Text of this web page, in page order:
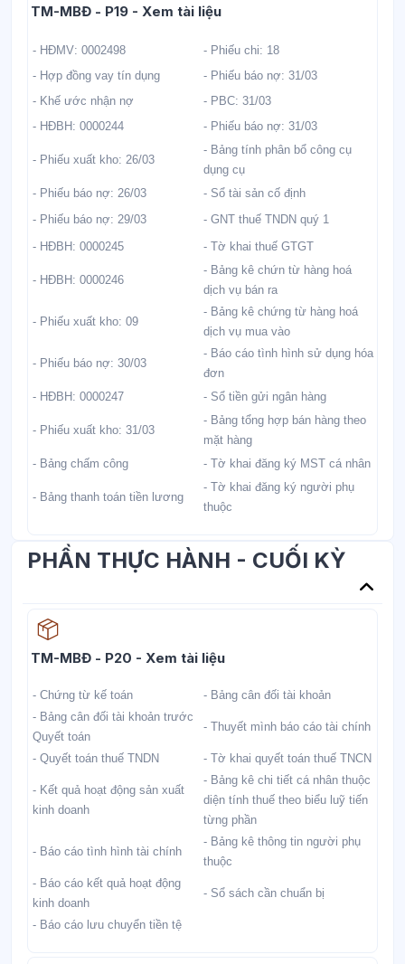
TM-MBĐ - P19 - Xem tài liệuHọc liệu
- HĐMV: 0002498
- Phiếu chi: 18
- Hợp đồng vay tín dụng
- Phiếu báo nợ: 31/03
- Khế ước nhận nợ
- PBC: 31/03
- HĐBH: 0000244
- Phiếu báo nợ: 31/03
- Phiếu xuất kho: 26/03
- Bảng tính phân bổ công cụ
dụng cụ
- Phiếu báo nợ: 26/03
- Sổ tài sản cố định
- Phiếu báo nợ: 29/03
- GNT thuế TNDN quý 1
- HĐBH: 0000245
- Tờ khai thuế GTGT
- HĐBH: 0000246
- Bảng kê chứn từ hàng hoá
dịch vụ bán ra
- Phiếu xuất kho: 09
- Bảng kê chứng từ hàng hoá
dịch vụ mua vào
- Phiếu báo nợ: 30/03
- Báo cáo tình hình sử dụng hóa
đơn
- HĐBH: 0000247
- Sổ tiền gửi ngân hàng
- Phiếu xuất kho: 31/03
- Bảng tổng hợp bán hàng theo
mặt hàng
- Bảng chấm công
- Tờ khai đăng ký MST cá nhân
- Bảng thanh toán tiền lương
- Tờ khai đăng ký người phụ
thuộc
PHẦN THỰC HÀNH - CUỐI KỲ
TM-MBĐ - P20 - Xem tài liệuHọc liệu
- Chứng từ kế toán
- Bảng cân đối tài khoản
- Bảng cân đối tài khoản trước
Quyết toán
- Thuyết mình báo cáo tài chính
- Quyết toán thuế TNDN - Tờ khai quyết toán thuế TNCN
- Kết quả hoạt động sản xuất
kinh doanh
- Bảng kê chi tiết cá nhân thuộc
diện tính thuế theo biểu luỹ tiến
từng phần
- Báo cáo tình hình tài chính
- Bảng kê thông tin người phụ
thuộc
- Báo cáo kết quả hoạt động
kinh doanh
- Sổ sách cần chuẩn bị
- Báo cáo lưu chuyển tiền tệ